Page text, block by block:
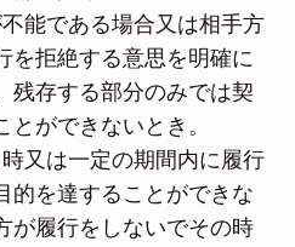
能である場合又は相手方
を拒絶する意思を明確に
残存する部分のみでは契
ができないとき。
又は一定の期間内に履行
的を達することができな
が履行をしないでその時